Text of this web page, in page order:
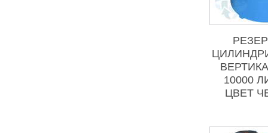
10000
ЦВЕТ